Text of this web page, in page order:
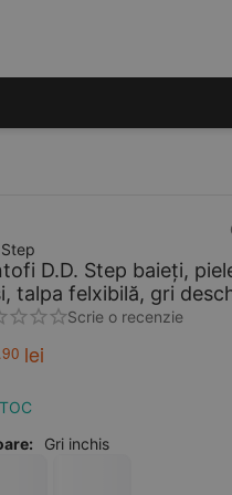
D.D. Step baieți,
talpa felxibilă, gri
Scrie o recenzie
90 lei
Gri inchis